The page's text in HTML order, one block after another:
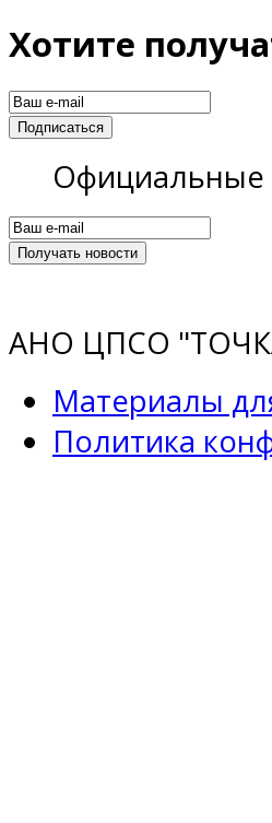
Хотите
Официальные
АНО ЦПСО
Материалы
Политика